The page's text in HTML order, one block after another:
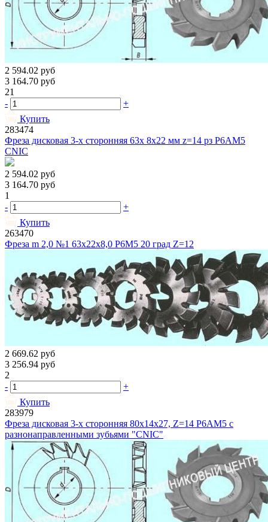
2 594.02 руб
3 164.70 руб
21
-
+
Купить
283474
Фреза дисковая 3-х сторонняя 63x 8x22 мм z=14 рз Р6АМ5
CNIC
2 594.02 руб
3 164.70 руб
1
-
+
Купить
263470
Фреза m 2,0 №1 63х22х8,0 Р6М5 20 град Z=12
2 669.62 руб
3 256.94 руб
2
-
+
Купить
283979
Фреза дисковая 3-х сторонняя 80х14х27, Z=14 Р6АМ5 с
разнонаправленными зубьями "CNIC"